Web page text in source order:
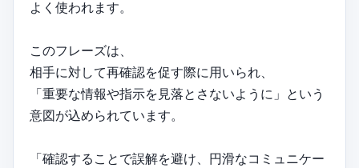
よく使われます。
このフレーズは、
相手に対して再確認を促す際に用いられ、
「重要な情報や指示を見落とさないように」という
意図が込められています。
「確認することで誤解を避け、円滑なコミュニケー